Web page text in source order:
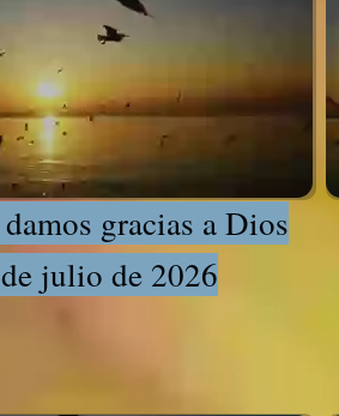
gracias a Dios
julio de 2026